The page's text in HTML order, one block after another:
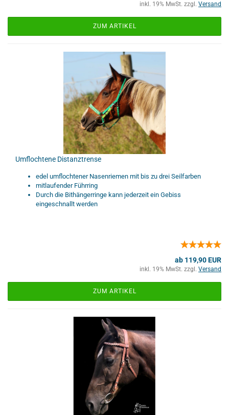
inkl. 19% MwSt. zzgl. Versand
ZUM ARTIKEL
Umflochtene Distanztrense
edel umflochtener Nasenriemen mit bis zu drei Seilfarben
mitlaufender Führring
Durch die Bithängerringe kann jederzeit ein Gebiss
eingeschnallt werden
ab 119,90 EUR
inkl. 19% MwSt. zzgl. Versand
ZUM ARTIKEL